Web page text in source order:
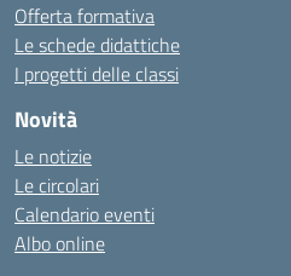
Offerta formativa
Le schede didattiche
I progetti delle classi
Novità
Le notizie
Le circolari
Calendario eventi
Albo online